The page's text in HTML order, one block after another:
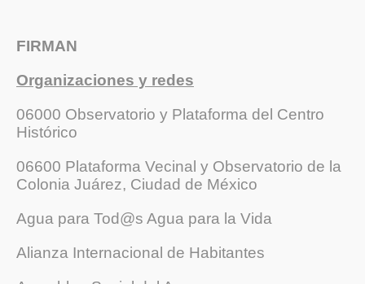
FIRMAN
Organizaciones y redes
06000 Observatorio y Plataforma del Centro
Histórico
06600 Plataforma Vecinal y Observatorio de la
Colonia Juárez, Ciudad de México
Agua para Tod@s Agua para la Vida
Alianza Internacional de Habitantes